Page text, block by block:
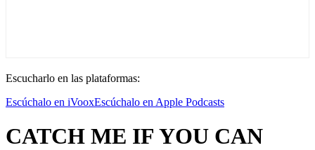
Escucharlo en las plataformas:
Escúchalo en iVooxEscúchalo en Apple Podcasts
CATCH ME IF YOU CAN